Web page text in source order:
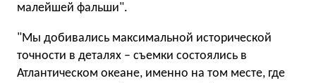
малейшей фальши".
"Мы добивались максимальной исторической
точности в деталях – съемки состоялись в
Атлантическом океане, именно на том месте, где